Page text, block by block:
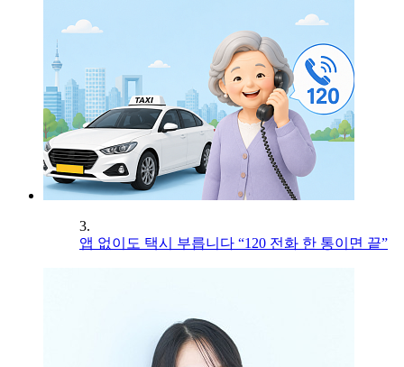
3.
앱 없이도 택시 부릅니다 “120 전화 한 통이면 끝”